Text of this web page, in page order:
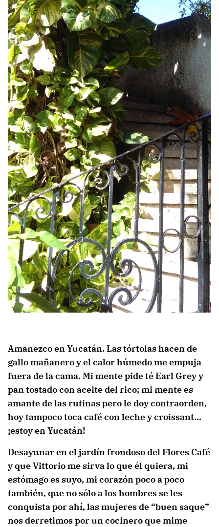
Amanezco en Yucatán. Las tórtolas hacen de
gallo mañanero y el calor húmedo me empuja
fuera de la cama. Mi mente pide té Earl Grey y
pan tostado con aceite del rico; mi mente es
amante de las rutinas pero le doy contraorden,
hoy tampoco toca café con leche y croissant…
¡estoy en Yucatán!
Desayunar en el jardín frondoso del Flores Café
y que Vittorio me sirva lo que él quiera, mi
estómago es suyo, mi corazón poco a poco
también, que no sólo a los hombres se les
conquista por ahí, las mujeres de “buen saque”
nos derretimos por un cocinero que mime